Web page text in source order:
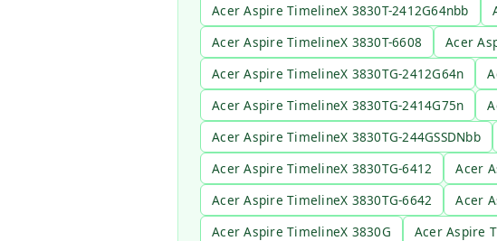
Acer Aspire TimelineX 3830T-2412G64nbb
Acer Aspire TimelineX 3830T-6608
Acer
Acer Aspire TimelineX 3830TG-2412G64n
Acer Aspire TimelineX 3830TG-2414G75n
Acer Aspire TimelineX 3830TG-244GSSDNbb
Acer Aspire TimelineX 3830TG-6412
Acer
Acer Aspire TimelineX 3830TG-6642
Acer
Acer Aspire TimelineX 3830G
Acer Aspire